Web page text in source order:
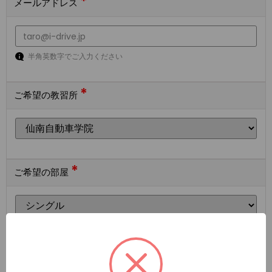
半角英数字でご入力ください
ご希望の教習所 *
ご希望の部屋 *